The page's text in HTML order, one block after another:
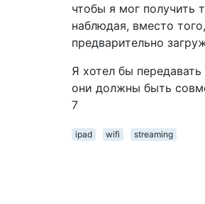
чтобы я мог получить
наблюдая, вместо
предварительно
Я хотел бы
они должны быть
7
ipad wifi streaming